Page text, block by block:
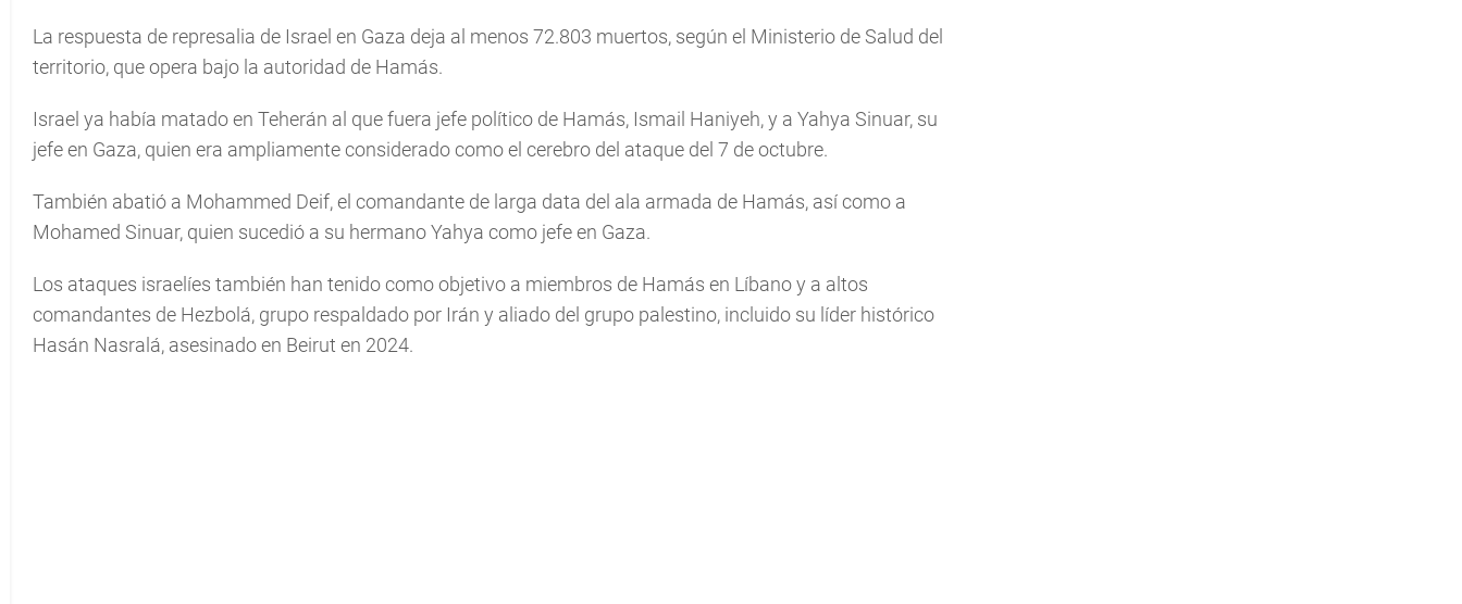
La respuesta de represalia de Israel en Gaza deja al menos 72.803 muertos, según el Ministerio de Salud del
territorio, que opera bajo la autoridad de Hamás.
Israel ya había matado en Teherán al que fuera jefe político de Hamás, Ismail Haniyeh, y a Yahya Sinuar, su
jefe en Gaza, quien era ampliamente considerado como el cerebro del ataque del 7 de octubre.
También abatió a Mohammed Deif, el comandante de larga data del ala armada de Hamás, así como a
Mohamed Sinuar, quien sucedió a su hermano Yahya como jefe en Gaza.
Los ataques israelíes también han tenido como objetivo a miembros de Hamás en Líbano y a altos
comandantes de Hezbolá, grupo respaldado por Irán y aliado del grupo palestino, incluido su líder histórico
Hasán Nasralá, asesinado en Beirut en 2024.